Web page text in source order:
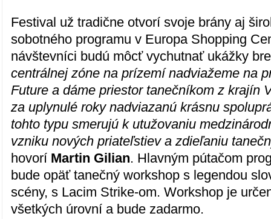
Festival už tradične otvorí svoje brány aj
sobotného programu v Europa Shopping
návštevníci budú môcť vychutnať ukážky
centrálnej zóne na prízemí nadviažeme na
Future a dáme priestor tanečníkom z krajín
za uplynulé roky nadviazanú krásnu
tohto typu smerujú k utužovaniu
vzniku nových priateľstiev a zdieľaniu
hovorí Martin Gilian. Hlavným pútačom
bude opäť tanečný workshop s legendou
scény, s Lacim Strike-om. Workshop je
všetkých úrovní a bude zadarmo.